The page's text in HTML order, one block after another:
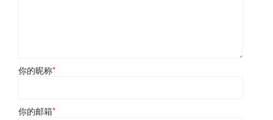
你的昵称*
你的邮箱*